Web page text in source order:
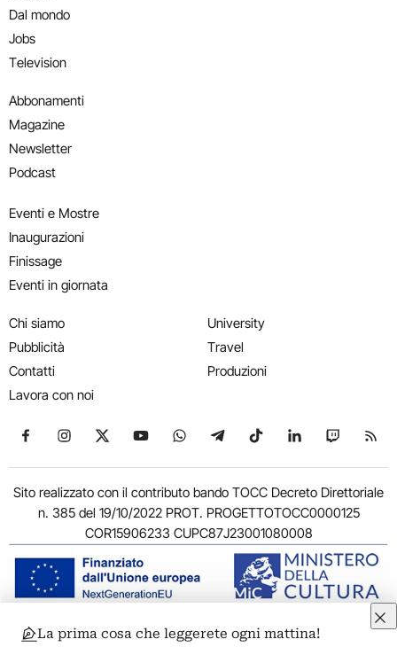
Dal mondo
Jobs
Television
Abbonamenti
Magazine
Newsletter
Podcast
Eventi e Mostre
Inaugurazioni
Finissage
Eventi in giornata
Chi siamo
Pubblicità
Contatti
Lavora con noi
University
Travel
Produzioni
Seguici su Facebook
Seguici su Instagram
Seguici su X
Seguici su YouTube
Seguici su WhatsApp
Seguici su Telegram
Seguici su TikTok
Seguici su
Seguici
Sito realizzato con il contributo bando TOCC Decreto Direttoriale
n. 385 del 19/10/2022 PROT. PROGETTOTOCC0000125
COR15906233 CUPC87J23001080008
© 2011-2026 ARTRIBUNE srl – Corso Vittorio Emanuele II, 287 –
La prima cosa che leggerete ogni mattina!